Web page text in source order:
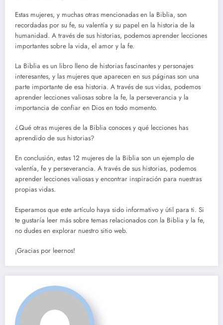
Estas mujeres, y muchas otras mencionadas en la Biblia, son
recordadas por su fe, su valentía y su papel en la historia de la
humanidad. A través de sus historias, podemos aprender lecciones
importantes sobre la vida, el amor y la fe.
La Biblia es un libro lleno de historias fascinantes y personajes
interesantes, y las mujeres que aparecen en sus páginas son una
parte importante de esa historia. A través de sus vidas, podemos
aprender lecciones valiosas sobre la fe, la perseverancia y la
importancia de confiar en Dios en todo momento.
¿Qué otras mujeres de la Biblia conoces y qué lecciones has
aprendido de sus historias?
En conclusión, estas 12 mujeres de la Biblia son un ejemplo de
valentía, fe y perseverancia. A través de sus historias, podemos
aprender lecciones valiosas y encontrar inspiración para nuestras
propias vidas.
Esperamos que este artículo haya sido informativo y útil para ti. Si
te gustaría leer más sobre temas relacionados con la Biblia y la fe,
no dudes en explorar nuestro sitio web.
¡Gracias por leernos!